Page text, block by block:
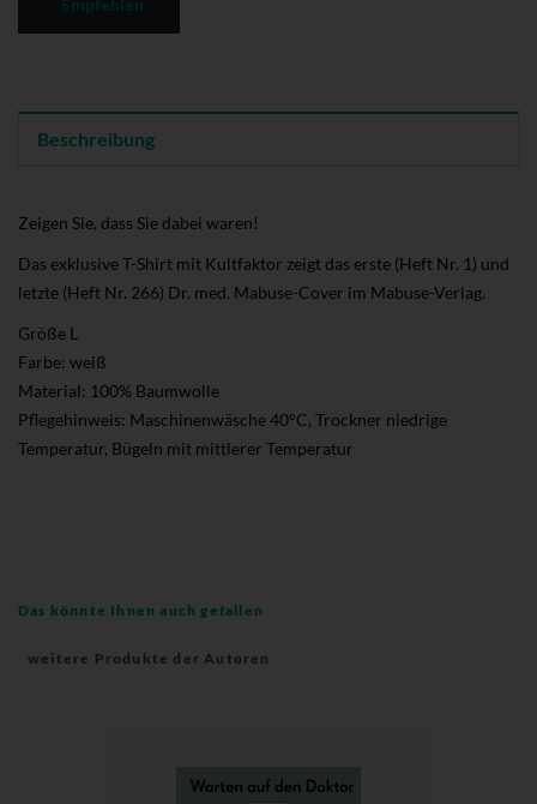
Beschreibung
Zeigen Sie, dass Sie dabei waren!
Das exklusive T-Shirt mit Kultfaktor zeigt das erste (Heft Nr. 1) und
letzte (Heft Nr. 266) Dr. med. Mabuse-Cover im Mabuse-Verlag.
Größe L
Farbe: weiß
Material: 100% Baumwolle
Pflegehinweis: Maschinenwäsche 40°C, Trockner niedrige
Temperatur, Bügeln mit mittlerer Temperatur
Das könnte Ihnen auch gefallen
weitere Produkte der Autoren